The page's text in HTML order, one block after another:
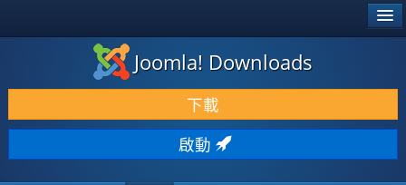
下載 & 擴充
發現 & 學習
社群 & 支援
Joomla! Downloads
下載
啟動